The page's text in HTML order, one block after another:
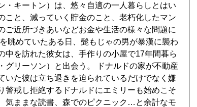
・キートン）は、悠々自適の一人暮らしとはい
こと、減っていく貯金のこと、老朽化したマン
ご近所づきあいなどお金や生活の様々な問題に
眺めていたある日、髭もじゃの男が暴漢に襲わ
中を訪れた彼女は、手作りの小屋で17年間暮ら
グリーソン）と出会う。 ドナルドの家が不動産
いた彼は立ち退きを迫られているだけでなく嫌
警戒し拒絶するドナルドにエミリーも始めこそ
気ままな読書、森でのピクニック…と余計なモ